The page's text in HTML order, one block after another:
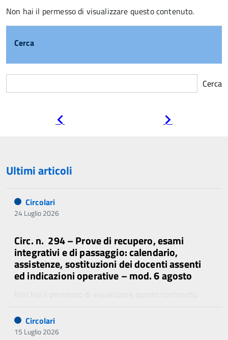
Non hai il permesso di visualizzare questo contenuto.
Cerca
Cerca
Ultimi articoli
Circolari
24 Luglio 2026
Circ. n. 294 – Prove di recupero, esami
integrativi e di passaggio: calendario,
assistenze, sostituzioni dei docenti assenti
ed indicazioni operative – mod. 6 agosto
Circolari
15 Luglio 2026